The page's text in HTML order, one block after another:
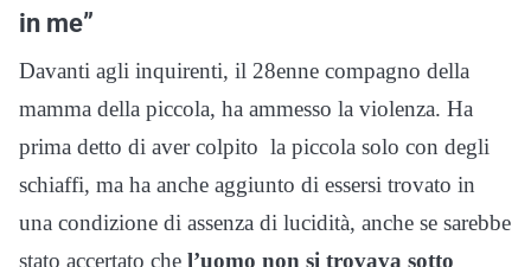
in me”
Davanti agli inquirenti, il 28enne compagno della
mamma della piccola, ha ammesso la violenza. Ha
prima detto di aver colpito la piccola solo con degli
schiaffi, ma ha anche aggiunto di essersi trovato in
una condizione di assenza di lucidità, anche se sarebbe
stato accertato che l’uomo non si trovava sotto